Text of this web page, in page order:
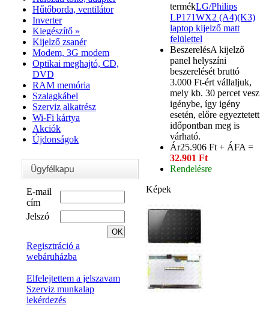
Hűtőborda, ventilátor
Inverter
Kiegészítő »
Kijelző zsanér
Modem, 3G modem
Optikai meghajtó, CD,
DVD
RAM memória
Szalagkábel
Szerviz alkatrész
Wi-Fi kártya
Akciók
Újdonságok
E-mail
cím
Jelszó
Regisztráció a
webáruházba
Elfelejtettem a jelszavam
Szerviz munkalap
lekérdezés
termékLG/Philips
LP171WX2 (A4)(K3)
laptop kijelző matt
felülettel
BeszerelésA kijelző
panel helyszíni
beszerelését bruttó
3.000 Ft-ért vállaljuk,
mely kb. 30 percet vesz
igénybe, így igény
esetén, előre egyeztetett
időpontban meg is
várható.
Ár25.906 Ft + ÁFA =
32.901 Ft
Rendelésre
Képek